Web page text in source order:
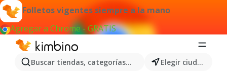
Folletos vigentes siempre a la mano
Agregar a Chrome - GRATIS
Buscar tiendas, categorías, productos... Elegir ciudad
Costco